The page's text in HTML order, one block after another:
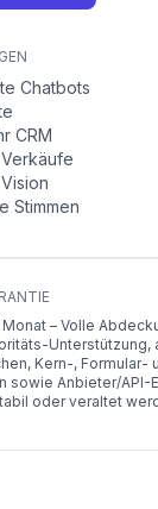
Chatbots
CRM
Stimmen
Monat – Volle
Unterstützung,
Kern-, Formular-
sowie Anbieter/API-
oder veraltet